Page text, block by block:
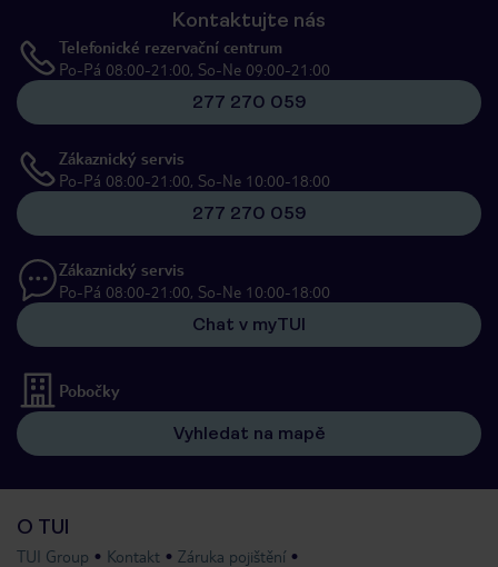
Kontaktujte nás
Telefonické rezervační centrum
Po-Pá 08:00-21:00, So-Ne 09:00-21:00
277 270 059
Zákaznický servis
Po-Pá 08:00-21:00, So-Ne 10:00-18:00
277 270 059
Zákaznický servis
Po-Pá 08:00-21:00, So-Ne 10:00-18:00
Chat v myTUI
Pobočky
Vyhledat na mapě
O TUI
TUI Group Kontakt
Záruka pojištění